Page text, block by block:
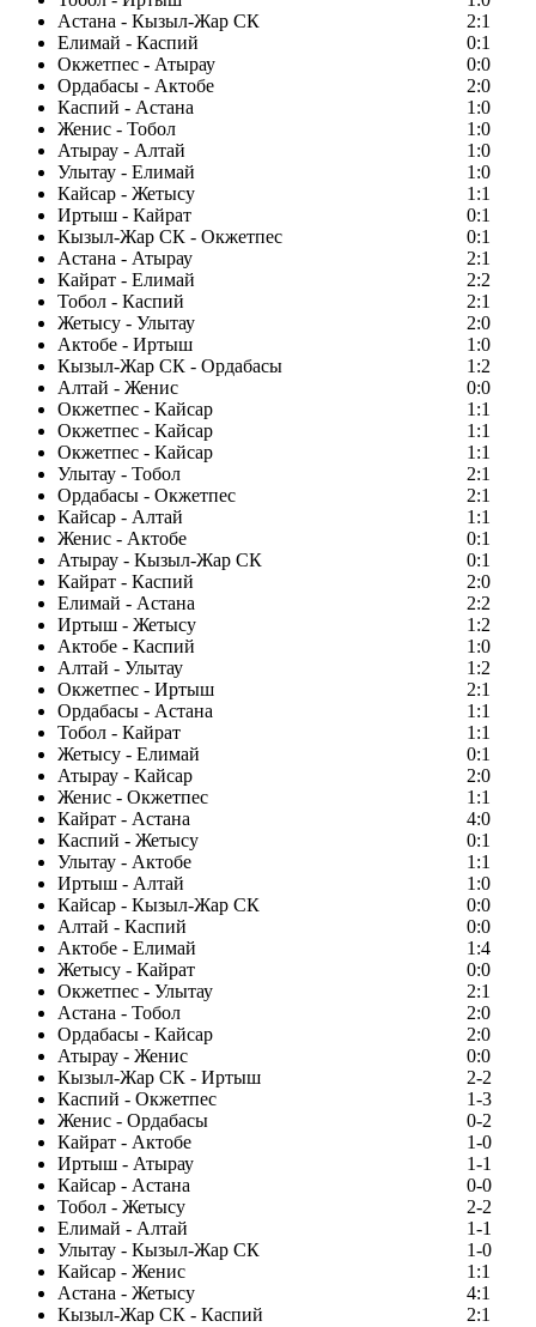
Астана - Кызыл-Жар СК
2:1
Елимай - Каспий
0:1
Окжетпес - Атырау
0:0
Ордабасы - Актобе
2:0
Каспий - Астана
1:0
Женис - Тобол
1:0
Атырау - Алтай
1:0
Улытау - Елимай
1:0
Кайсар - Жетысу
1:1
Иртыш - Кайрат
0:1
Кызыл-Жар СК - Окжетпес
0:1
Астана - Атырау
2:1
Кайрат - Елимай
2:2
Тобол - Каспий
2:1
Жетысу - Улытау
2:0
Актобе - Иртыш
1:0
Кызыл-Жар СК - Ордабасы
1:2
Алтай - Женис
0:0
Окжетпес - Кайсар
1:1
Окжетпес - Кайсар
1:1
Окжетпес - Кайсар
1:1
Улытау - Тобол
2:1
Ордабасы - Окжетпес
2:1
Кайсар - Алтай
1:1
Женис - Актобе
0:1
Атырау - Кызыл-Жар СК
0:1
Кайрат - Каспий
2:0
Елимай - Астана
2:2
Иртыш - Жетысу
1:2
Актобе - Каспий
1:0
Алтай - Улытау
1:2
Окжетпес - Иртыш
2:1
Ордабасы - Астана
1:1
Тобол - Кайрат
1:1
Жетысу - Елимай
0:1
Атырау - Кайсар
2:0
Женис - Окжетпес
1:1
Кайрат - Астана
4:0
Каспий - Жетысу
0:1
Улытау - Актобе
1:1
Иртыш - Алтай
1:0
Кайсар - Кызыл-Жар СК
0:0
Алтай - Каспий
0:0
Актобе - Елимай
1:4
Жетысу - Кайрат
0:0
Окжетпес - Улытау
2:1
Астана - Тобол
2:0
Ордабасы - Кайсар
2:0
Атырау - Женис
0:0
Кызыл-Жар СК - Иртыш
2-2
Каспий - Окжетпес
1-3
Женис - Ордабасы
0-2
Кайрат - Актобе
1-0
Иртыш - Атырау
1-1
Кайсар - Астана
0-0
Тобол - Жетысу
2-2
Елимай - Алтай
1-1
Улытау - Кызыл-Жар СК
1-0
Кайсар - Женис
1:1
Астана - Жетысу
4:1
Кызыл-Жар СК - Каспий
2:1